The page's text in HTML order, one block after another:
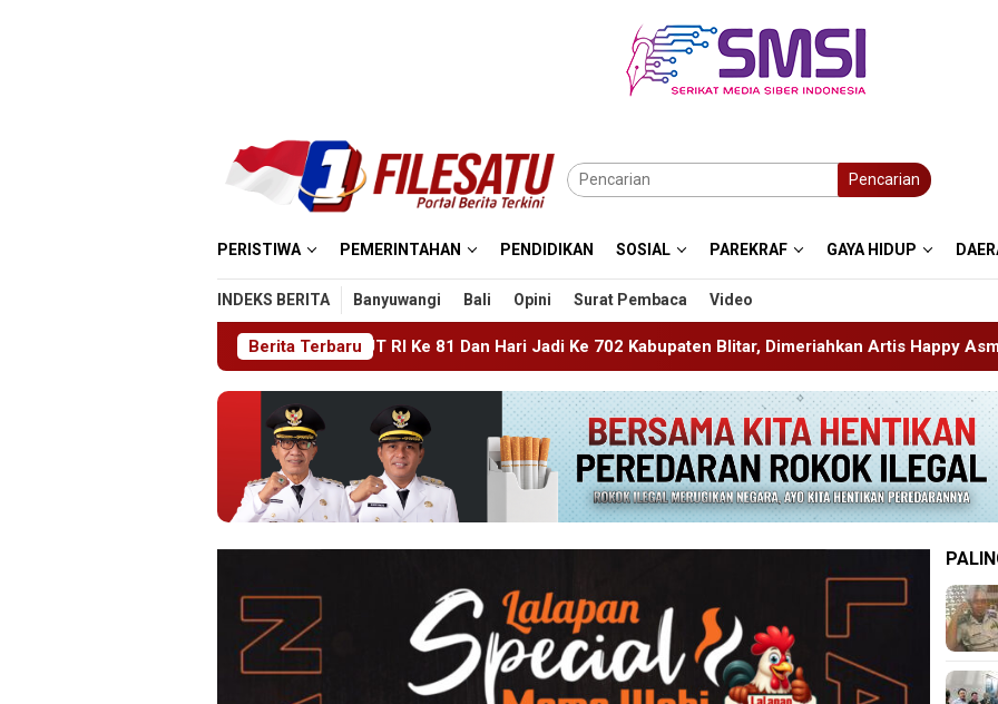
Pencarian
PERISTIWA PEMERINTAHAN PENDIDIKAN SOSIAL PAREKRAF GAYA HIDUP
INDEKS BERITA Banyuwangi Bali Opini Surat Pembaca Video
Berita Terbaru
Memperingati HUT RI Ke 81 Dan Hari Jadi Ke 702 Kabupaten Blitar, Dimeriahkan Artis Happy Asmara Edukasi